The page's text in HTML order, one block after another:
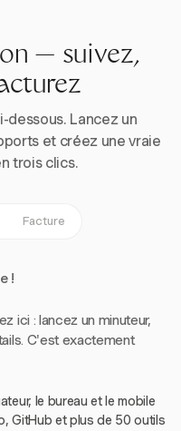
— suivez,
Lancez un
et créez une vraie
trois clics.
Facture
!
ici : lancez un minuteur,
C'est exactement
le bureau et le mobile
GitHub et plus de 50 outils